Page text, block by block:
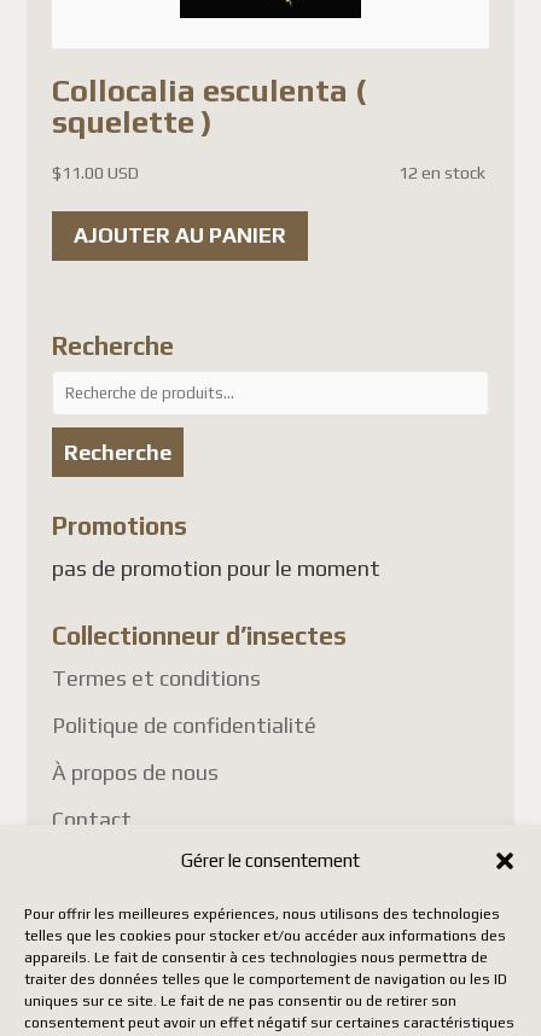
Gérer le consentement
Pour offrir les meilleures expériences, nous utilisons des technologies
telles que les cookies pour stocker et/ou accéder aux informations des
appareils. Le fait de consentir à ces technologies nous permettra de
traiter des données telles que le comportement de navigation ou les ID
uniques sur ce site. Le fait de ne pas consentir ou de retirer son
consentement peut avoir un effet négatif sur certaines caractéristiques
page
Collocalia esculenta (
squelette )
$11.00 USD 12 en stock
AJOUTER AU PANIER
Recherche
Recherche
pour :
Recherche
Promotions
pas de promotion pour le moment
Collectionneur d’insectes
Termes et conditions
Politique de confidentialité
À propos de nous
Contact
Copyright Insect Collectors - All rights reserved. | Web
development by Acxcom